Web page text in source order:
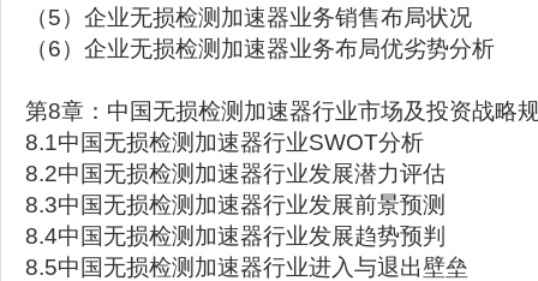
（5）企业无损检测加速器业务销售布局状况
（6）企业无损检测加速器业务布局优劣势分析
第8章：中国无损检测加速器行业市场及投资战略
8.1中国无损检测加速器行业SWOT分析
8.2中国无损检测加速器行业发展潜力评估
8.3中国无损检测加速器行业发展前景预测
8.4中国无损检测加速器行业发展趋势预判
8.5中国无损检测加速器行业进入与退出壁垒